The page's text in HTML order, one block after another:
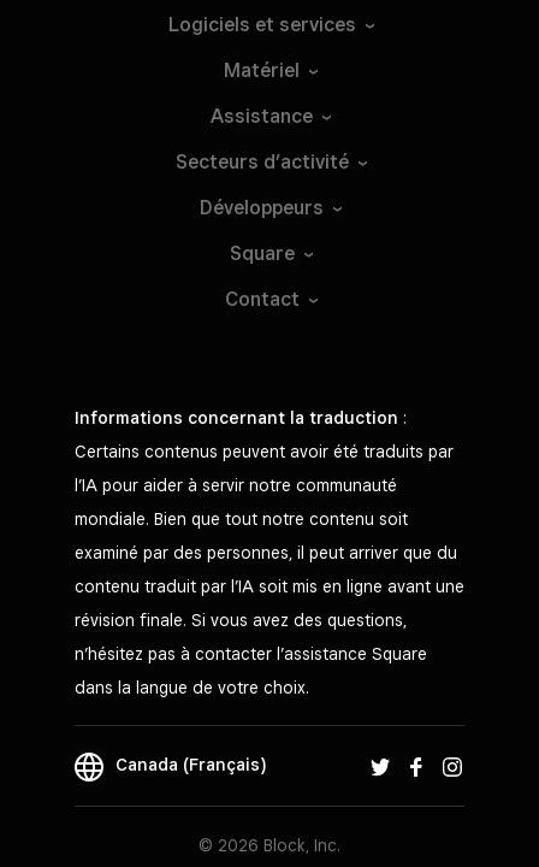
Logiciels et services
Matériel
Assistance
Secteurs d’activité
Développeurs
Square
Contact
Informations concernant la traduction :
Certains contenus peuvent avoir été traduits par
l’IA pour aider à servir notre communauté
mondiale. Bien que tout notre contenu soit
examiné par des personnes, il peut arriver que du
contenu traduit par l’IA soit mis en ligne avant une
révision finale. Si vous avez des questions,
n’hésitez pas à contacter l’assistance Square
dans la langue de votre choix.
Canada (Français)
© 2026 Block, Inc.